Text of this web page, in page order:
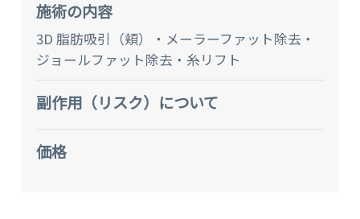
施術の内容
3D 脂肪吸引（頬）・メーラーファット除去・
ジョールファット除去・糸リフト
副作⽤（リスク）について
価格